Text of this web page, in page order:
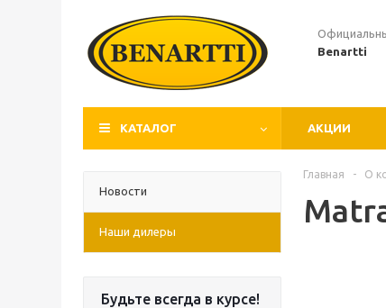
Benartti
КАТАЛОГ АКЦИИ
Новости
Наши дилеры
Будьте всегда в курсе!
Главная - О